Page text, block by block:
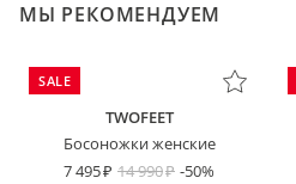
МЫ РЕКОМЕНДУЕМ
SALE
TWOFEET
Босоножки женские
7 495
14 990 -50%